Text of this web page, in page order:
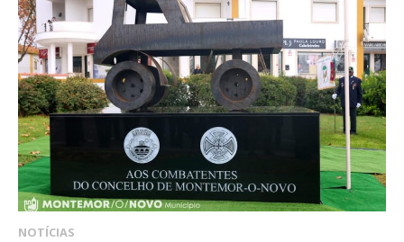
NOTÍCIAS